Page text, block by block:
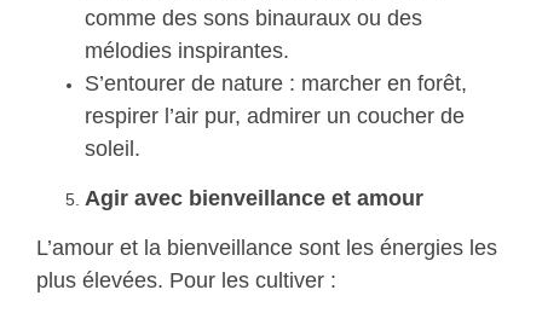
comme des sons binauraux ou des
mélodies inspirantes.
S’entourer de nature : marcher en forêt,
respirer l’air pur, admirer un coucher de
soleil.
Agir avec bienveillance et amour
L’amour et la bienveillance sont les énergies les
plus élevées. Pour les cultiver :